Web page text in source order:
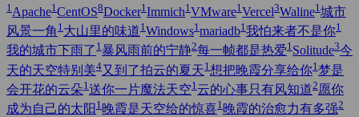
1 Apache1 CentOS8Docker1 Immich1 VMware1 Vercel3Waline1 城市
风景一角 1 大山里的味道1 Windows1 mariadb1 我怕来者不是你1
我的城市下雨了 1暴风雨前的宁静2每一帧都是热爱1Solitude3今
天的天空特别美4又到了拍云的夏天1 想把晚霞分享给你1 梦是
会开花的云朵1 送你一片魔法天空1 云的心事只有风知道2愿你
成为自己的太阳 1晚霞是天空给的惊喜1晚霞的治愈力有多强2